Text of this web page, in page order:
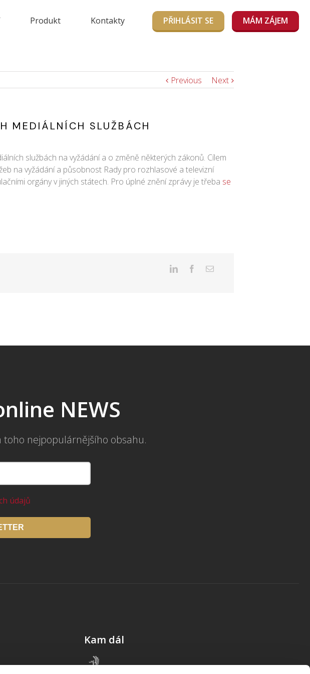
Produkt Kontakty PŘIHLÁSIT SE MÁM ZÁJEM
Previous Next
MEDIÁLNÍCH SLUŽBÁCH
službách na vyžádání a o změně některých zákonů. Cílem
na vyžádání a působnost Rady pro rozhlasové a televizní
orgány v jiných státech. Pro úplné znění zprávy je třeba se
NEWS
nejpopulárnějšího obsahu.
údajů
Kam dál